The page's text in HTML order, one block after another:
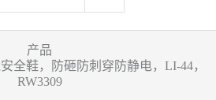
产品
全鞋，防砸防刺穿防静电，LI-44，
RW3309